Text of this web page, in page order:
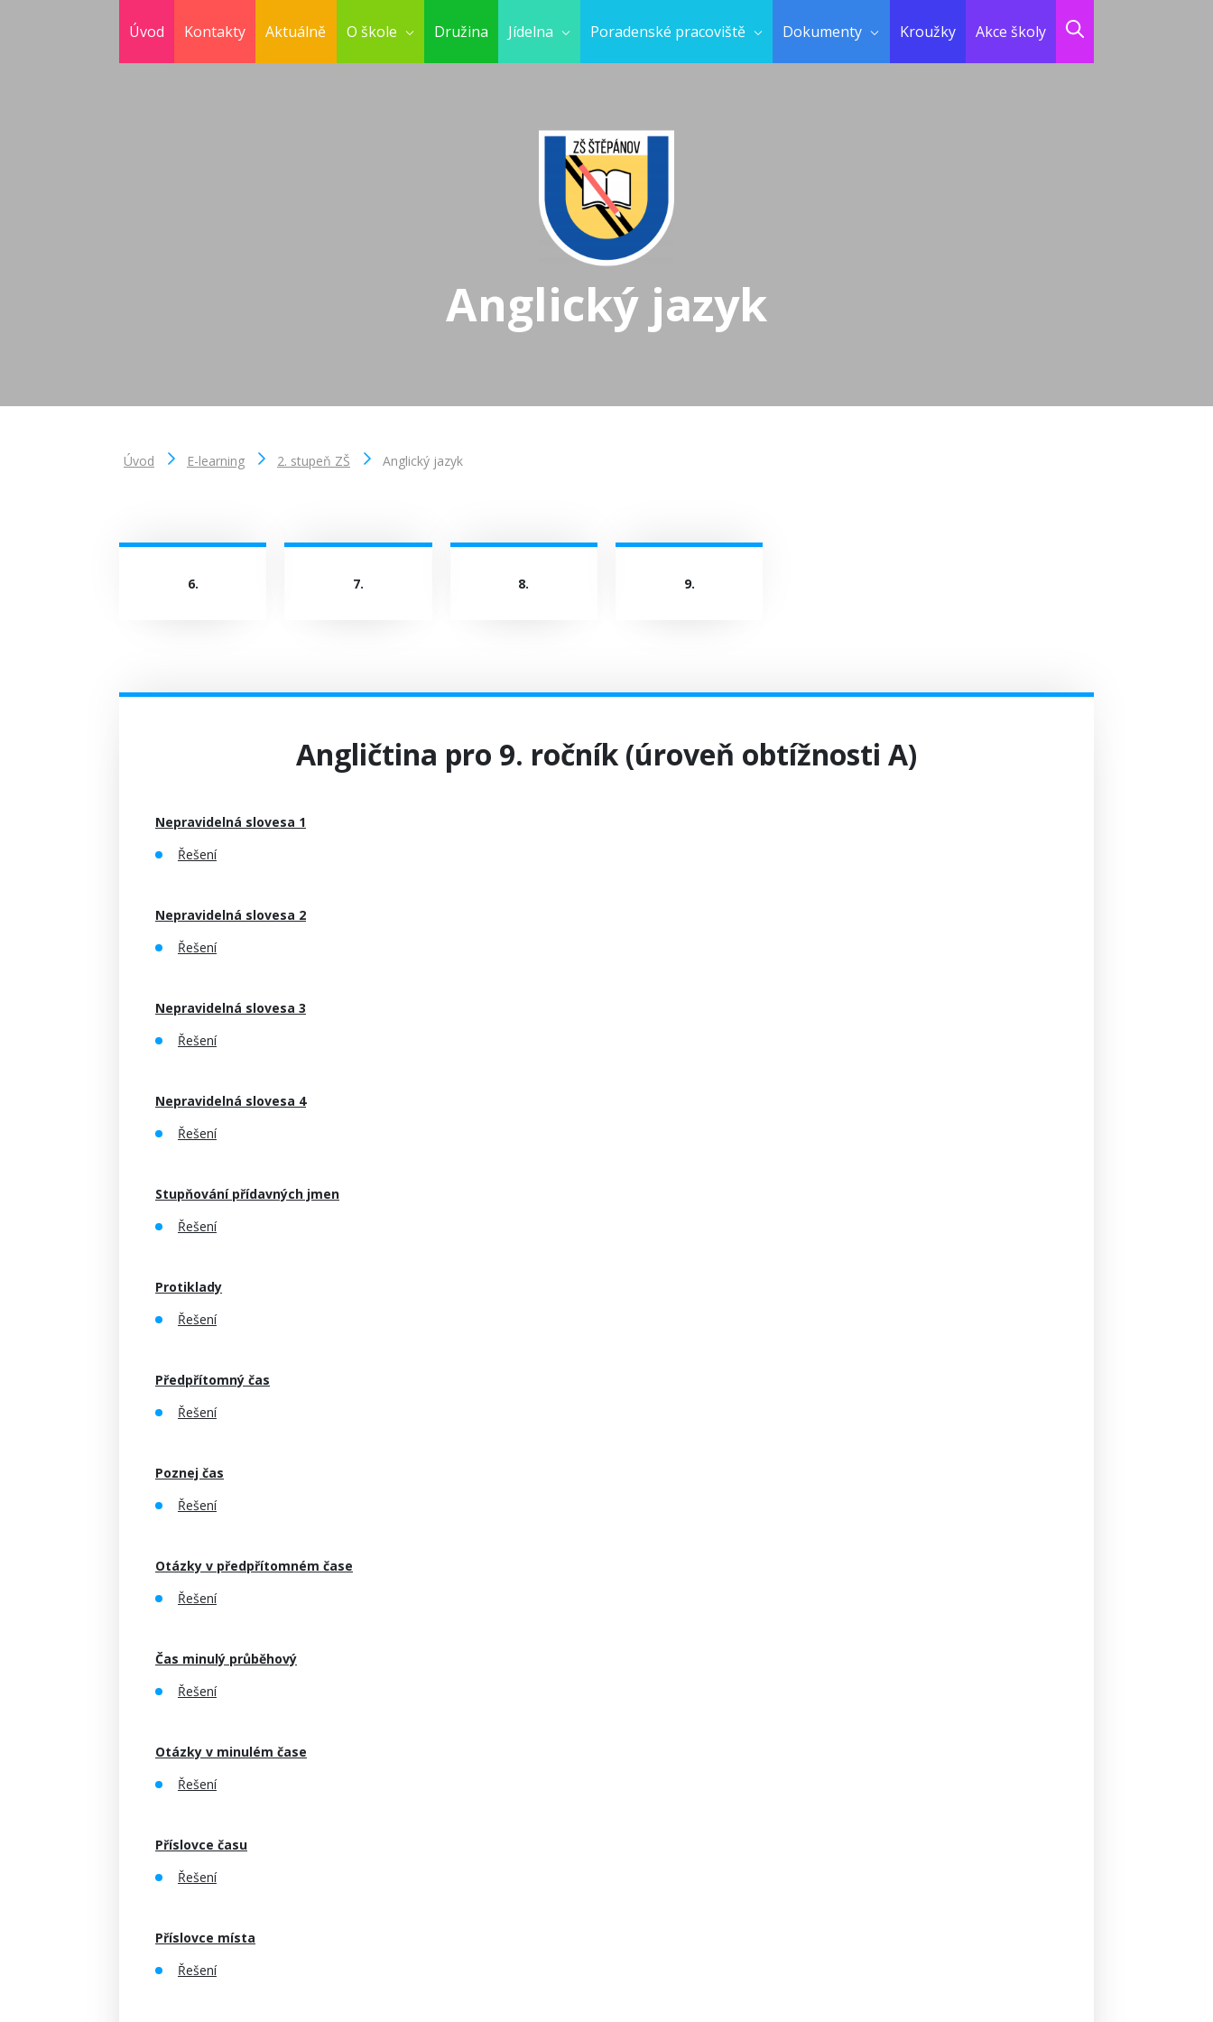
Úvod Kontakty Aktuálně O škole Družina Jídelna Poradenské pracoviště Dokumenty Kroužky Akce školy
Anglický jazyk
Úvod E-learning 2. stupeň ZŠ Anglický jazyk
6. 7. 8. 9.
Angličtina pro 9. ročník (úroveň obtížnosti A)
Nepravidelná slovesa 1
Řešení
Nepravidelná slovesa 2
Řešení
Nepravidelná slovesa 3
Řešení
Nepravidelná slovesa 4
Řešení
Stupňování přídavných jmen
Řešení
Protiklady
Řešení
Předpřítomný čas
Řešení
Poznej čas
Řešení
Otázky v předpřítomném čase
Řešení
Čas minulý průběhový
Řešení
Otázky v minulém čase
Řešení
Příslovce času
Řešení
Příslovce místa
Řešení